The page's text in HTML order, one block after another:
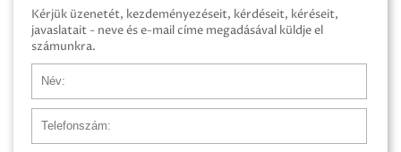
Kérjük üzenetét, kezdeményezéseit, kérdéseit, kéréseit,
javaslatait - neve és e-mail címe megadásával küldje el
számunkra.
Név
Telefonszám